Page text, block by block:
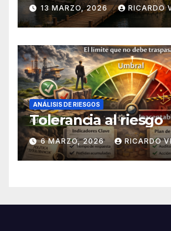
13 MARZO, 2026 RICARDO
ANÁLISIS DE RIESGOS
Tolerancia al riesgo
6 MARZO, 2026 RICARDO